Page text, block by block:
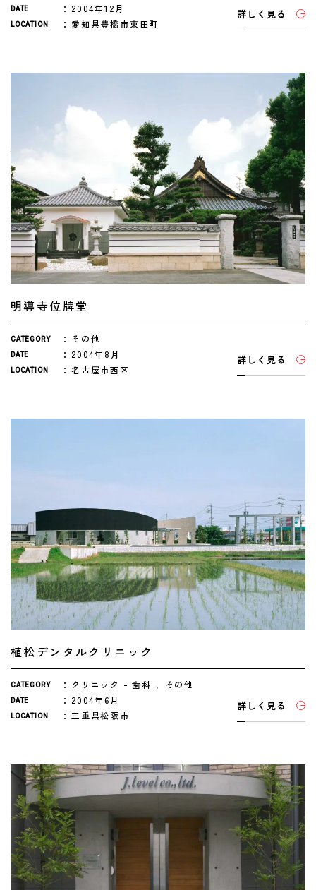
DATE 2004年12月
LOCATION 愛知県豊橋市東田町
詳しく見る
明導寺位牌堂
CATEGORY その他
DATE 2004年8月
LOCATION 名古屋市西区
詳しく見る
植松デンタルクリニック
CATEGORY クリニック 歯科 その他
DATE 2004年6月
LOCATION 三重県松阪市
詳しく見る